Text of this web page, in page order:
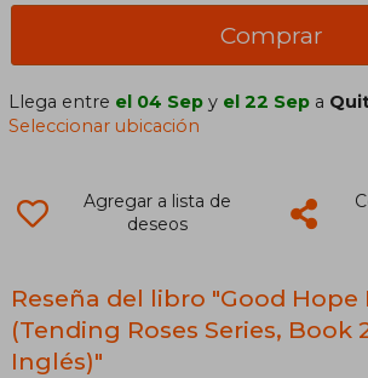
Comprar
Llega entre el 04 Sep y el 22 Sep a
Seleccionar ubicación
Agregar a lista de
deseos
Reseña del libro "Good Hope
(Tending Roses Series, Book
Inglés)"